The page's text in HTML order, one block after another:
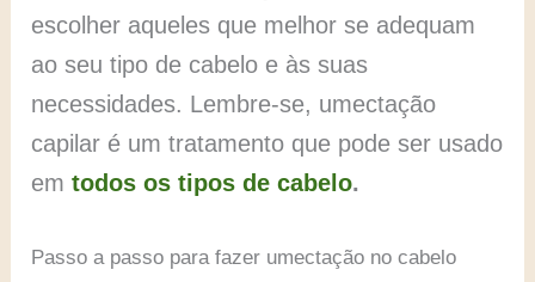
escolher aqueles que melhor se adequam
ao seu tipo de cabelo e às suas
necessidades. Lembre-se, umectação
capilar é um tratamento que pode ser usado
emtodos os tipos de cabelo.
Passo a passo para fazer umectação no cabelo